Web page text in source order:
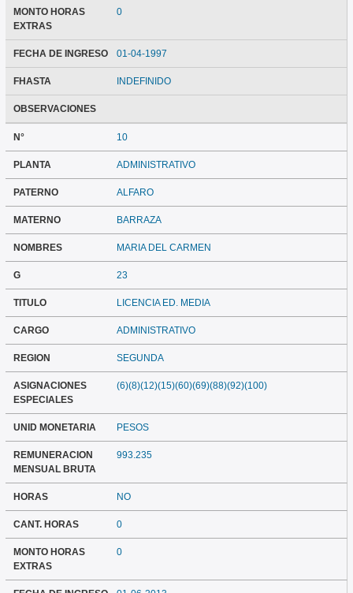
MONTO HORAS
EXTRAS
0
FECHA DE INGRESO 01-04-1997
FHASTA INDEFINIDO
OBSERVACIONES
N° 10
PLANTA ADMINISTRATIVO
PATERNO ALFARO
MATERNO BARRAZA
NOMBRES MARIA DEL CARMEN
G 23
TITULO LICENCIA ED. MEDIA
CARGO ADMINISTRATIVO
REGION SEGUNDA
ASIGNACIONES
ESPECIALES
(6)(8)(12)(15)(60)(69)(88)(92)(100)
UNID MONETARIA PESOS
REMUNERACION
MENSUAL BRUTA
993.235
HORAS NO
CANT. HORAS 0
MONTO HORAS
EXTRAS
0